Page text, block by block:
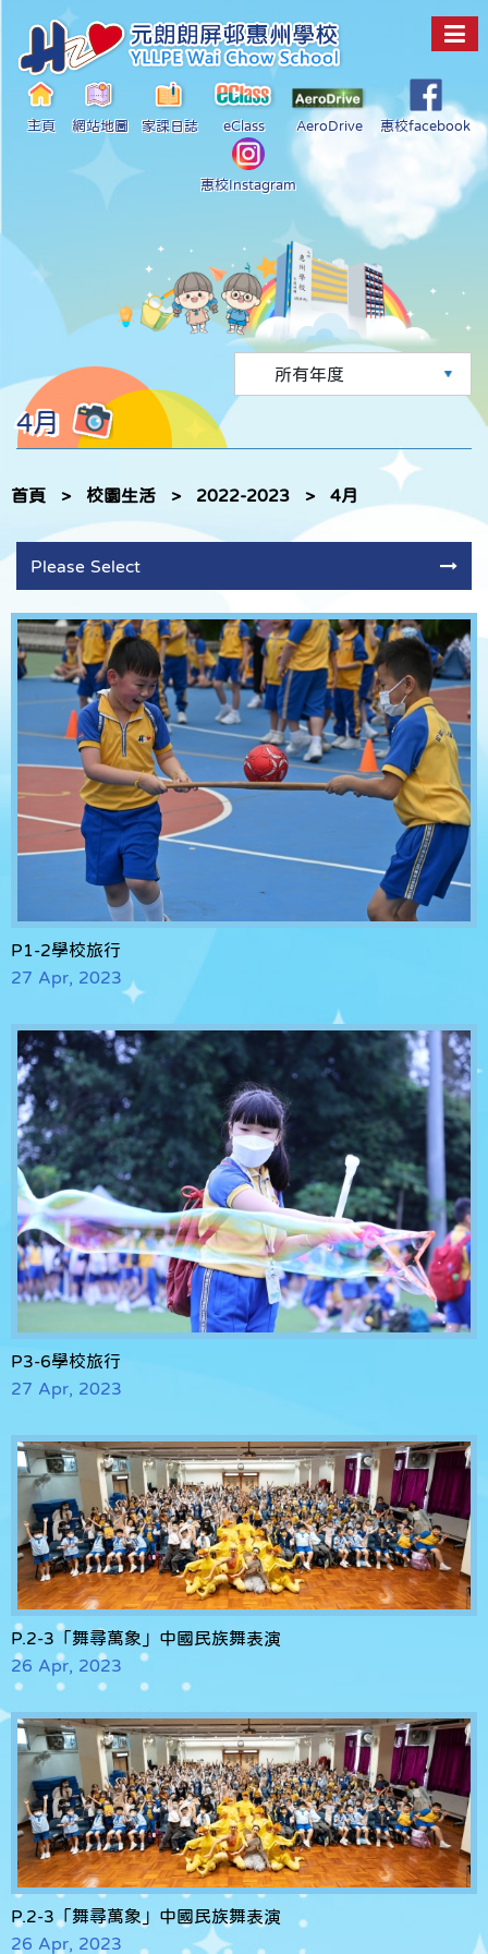
主頁 網站地圖 家課日誌 eClass AeroDrive 惠校facebook
惠校Instagram
4月
首頁 > 校園生活 > 2022-2023 > 4月
Please Select
P1-2學校旅行
27 Apr, 2023
P3-6學校旅行
27 Apr, 2023
P.2-3「舞尋萬象」中國民族舞表演
26 Apr, 2023
P.2-3「舞尋萬象」中國民族舞表演
26 Apr, 2023